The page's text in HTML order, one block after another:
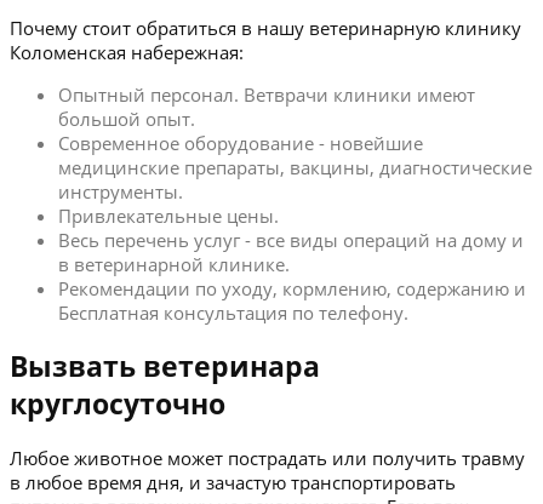
Почему стоит обратиться в нашу ветеринарную клинику
Коломенская набережная:
Опытный персонал. Ветврачи клиники имеют
большой опыт.
Современное оборудование - новейшие
медицинские препараты, вакцины, диагностические
инструменты.
Привлекательные цены.
Весь перечень услуг - все виды операций на дому и
в ветеринарной клинике.
Рекомендации по уходу, кормлению, содержанию и
Бесплатная консультация по телефону.
Вызвать ветеринара
круглосуточно
Любое животное может пострадать или получить травму
в любое время дня, и зачастую транспортировать